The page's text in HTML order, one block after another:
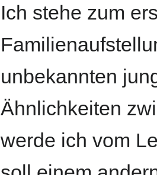
Ich stehe zum
unbekannten
Ähnlichkeiten
werde ich vom